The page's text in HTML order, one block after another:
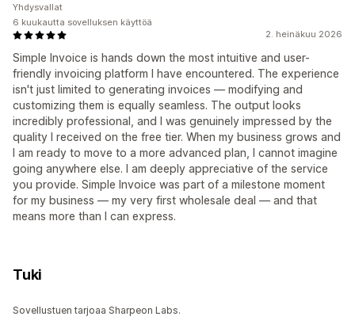
2. heinäkuu 2026
Simple Invoice is hands down the most intuitive and user-
friendly invoicing platform I have encountered. The experience
isn't just limited to generating invoices — modifying and
customizing them is equally seamless. The output looks
incredibly professional, and I was genuinely impressed by the
quality I received on the free tier. When my business grows and
I am ready to move to a more advanced plan, I cannot imagine
going anywhere else. I am deeply appreciative of the service
you provide. Simple Invoice was part of a milestone moment
for my business — my very first wholesale deal — and that
means more than I can express.
Yhdysvallat
6 kuukautta sovelluksen käyttöä
Tuki
Sovellustuen tarjoaa Sharpeon Labs.